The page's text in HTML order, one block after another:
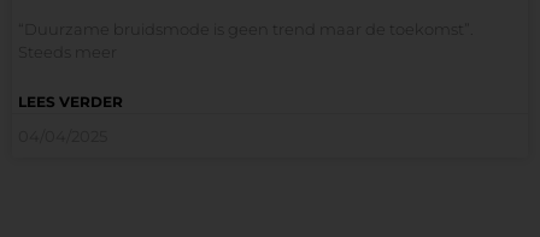
“Duurzame bruidsmode is geen trend maar de toekomst”.
Steeds meer
LEES VERDER